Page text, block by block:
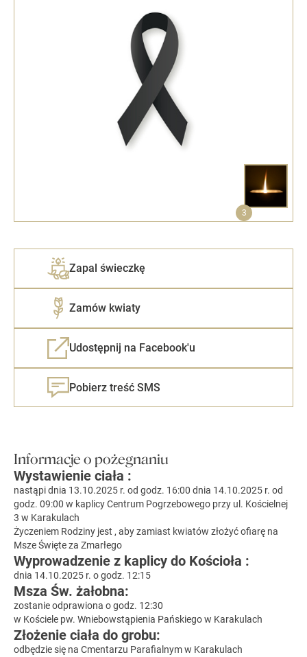
3
Zapal świeczkę
Zamów kwiaty
Udostępnij na Facebook'u
Pobierz treść SMS
Informacje o pożegnaniu
Wystawienie ciała :
nastąpi dnia 13.10.2025 r. od godz. 16:00 dnia 14.10.2025 r. od
godz. 09:00 w kaplicy Centrum Pogrzebowego przy ul. Kościelnej
3 w Karakulach
Życzeniem Rodziny jest , aby zamiast kwiatów złożyć ofiarę na
Msze Święte za Zmarłego
Wyprowadzenie z kaplicy do Kościoła :
dnia 14.10.2025 r. o godz. 12:15
Msza Św. żałobna:
zostanie odprawiona o godz. 12:30
w Kościele pw. Wniebowstąpienia Pańskiego w Karakulach
Złożenie ciała do grobu:
odbędzie się na Cmentarzu Parafialnym w Karakulach